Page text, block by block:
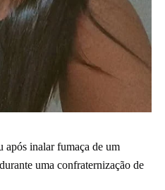
após inalar fumaça de um
uma confraternização de